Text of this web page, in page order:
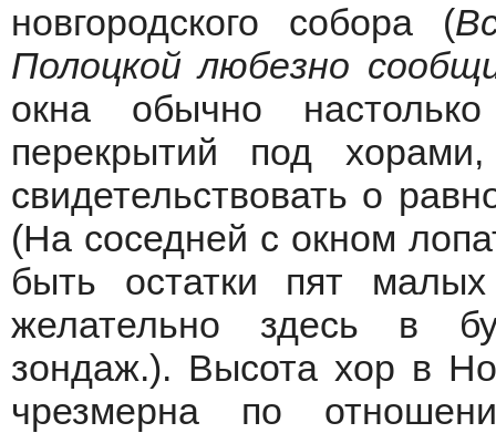
новгородского собора (
Полоцкой любезно
окна обычно
перекрытий под
свидетельствовать о
(На соседней с окном
быть остатки пят
желательно здесь в
зондаж.). Высота хор в
чрезмерна по